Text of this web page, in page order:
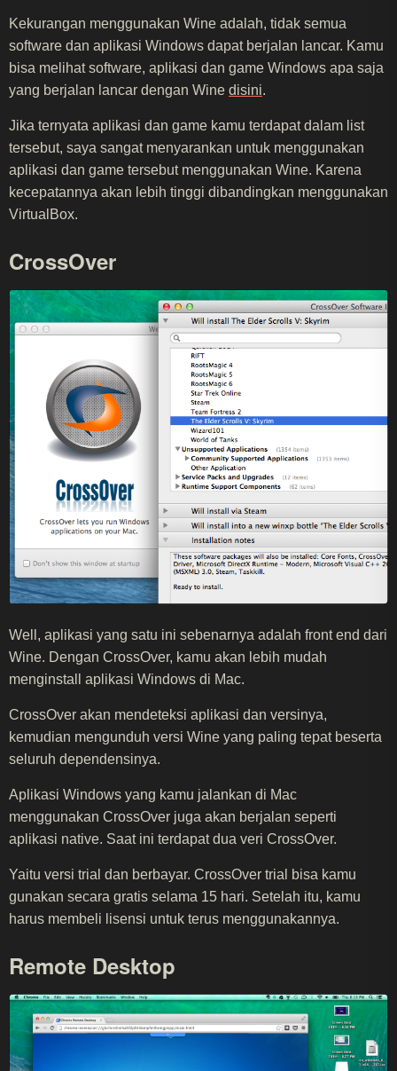
Kekurangan menggunakan Wine adalah, tidak semua
software dan aplikasi Windows dapat berjalan lancar. Kamu
bisa melihat software, aplikasi dan game Windows apa saja
yang berjalan lancar dengan Wine disini.
Jika ternyata aplikasi dan game kamu terdapat dalam list
tersebut, saya sangat menyarankan untuk menggunakan
aplikasi dan game tersebut menggunakan Wine. Karena
kecepatannya akan lebih tinggi dibandingkan menggunakan
VirtualBox.
CrossOver
Well, aplikasi yang satu ini sebenarnya adalah front end dari
Wine. Dengan CrossOver, kamu akan lebih mudah
menginstall aplikasi Windows di Mac.
CrossOver akan mendeteksi aplikasi dan versinya,
kemudian mengunduh versi Wine yang paling tepat beserta
seluruh dependensinya.
Aplikasi Windows yang kamu jalankan di Mac
menggunakan CrossOver juga akan berjalan seperti
aplikasi native. Saat ini terdapat dua veri CrossOver.
Yaitu versi trial dan berbayar. CrossOver trial bisa kamu
gunakan secara gratis selama 15 hari. Setelah itu, kamu
harus membeli lisensi untuk terus menggunakannya.
Remote Desktop